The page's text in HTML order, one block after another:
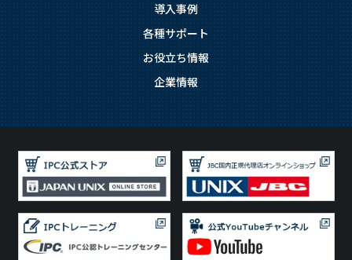
導入事例
各種サポート
お役立ち情報
企業情報